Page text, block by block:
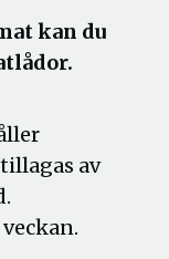
kan du
av